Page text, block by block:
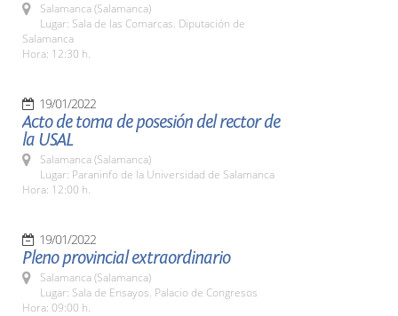
Salamanca (Salamanca)
Lugar: Sala de las Comarcas. Diputación de
Salamanca
Hora: 12:30 h.
19/01/2022
Acto de toma de posesión del rector de
la USAL
Salamanca (Salamanca)
Lugar: Paraninfo de la Universidad de Salamanca
Hora: 12:00 h.
19/01/2022
Pleno provincial extraordinario
Salamanca (Salamanca)
Lugar: Sala de Ensayos. Palacio de Congresos
Hora: 09:00 h.